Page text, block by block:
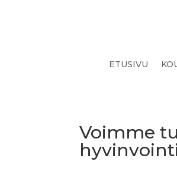
ETUSIVU
Voimme